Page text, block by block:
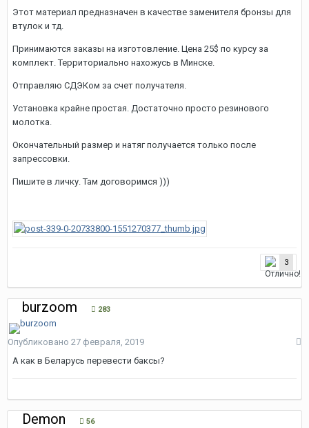
Этот материал предназначен в качестве заменителя бронзы для
втулок и тд.
Принимаются заказы на изготовление. Цена 25$ по курсу за
комплект. Территориально нахожусь в Минске.
Отправляю СДЭКом за счет получателя.
Установка крайне простая. Достаточно просто резинового
молотка.
Окончательный размер и натяг получается только после
запрессовки.
Пишите в личку. Там договоримся )))
3
burzoom 283
Опубликовано 27 февраля, 2019
А как в Беларусь перевести баксы?
Demon 56